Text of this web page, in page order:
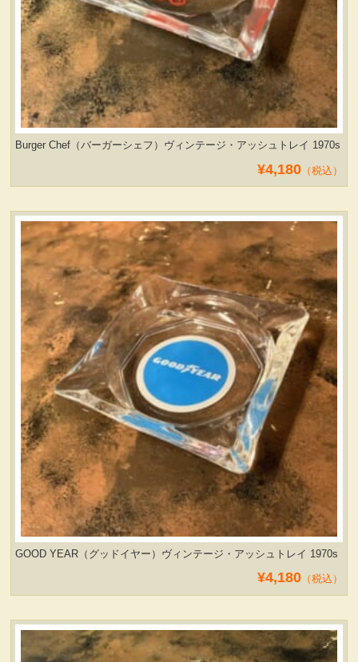
Burger Chef（バーガーシェフ）ヴィンテージ・アッシュトレイ 1970s
¥4,180（税込）
GOOD YEAR（グッドイヤー）ヴィンテージ・アッシュトレイ 1970s
¥4,180（税込）